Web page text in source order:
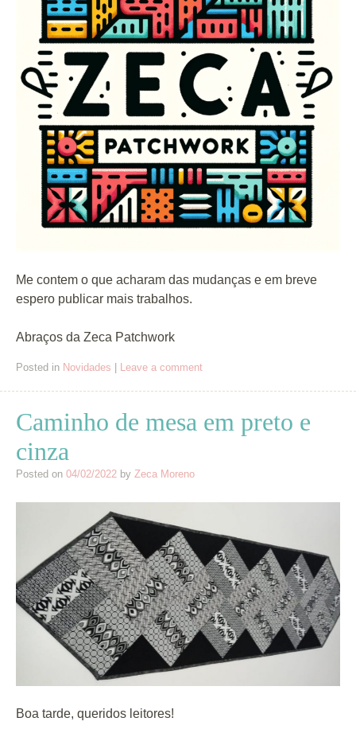
Me contem o que acharam das mudanças e em breve
espero publicar mais trabalhos.
Abraços da Zeca Patchwork
Posted in Novidades Leave a comment
Caminho de mesa em preto e
cinza
Posted on 04/02/2022 by Zeca Moreno
Boa tarde, queridos leitores!